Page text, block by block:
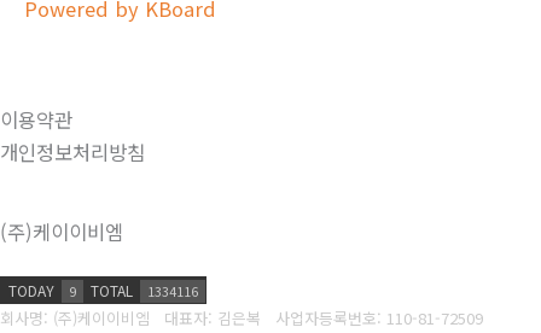
Powered by KBoard
이용약관
개인정보처리방침
(주)케이이비엠
TODAY 9 TOTAL 1334116
회사명: (주)케이이비엠 대표자: 김은복 사업자등록번호: 110-81-72509